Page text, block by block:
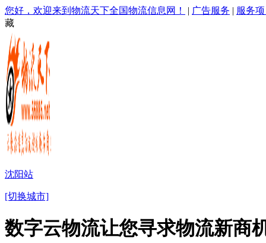
您好，欢迎来到物流天下全国物流信息网！ | 广告服务 | 服务
藏
沈阳站
[切换城市]
数字云物流让您寻求物流新商